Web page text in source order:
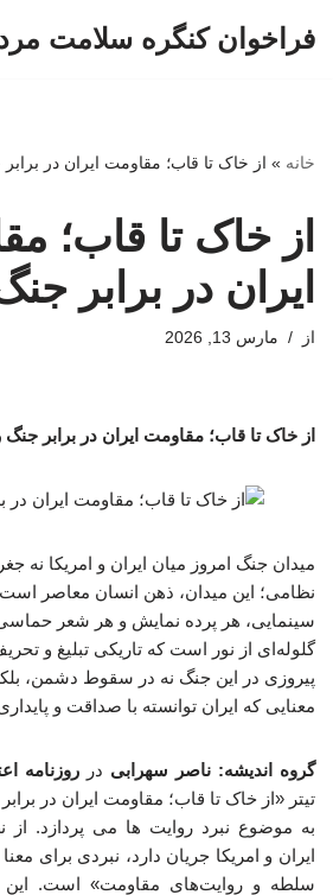
فراخوان کنگره سلامت
خانه » از خاک تا قاب؛ مقاومت ایران در
از خاک تا قاب؛
ایران در برابر
از مارس 13, 2026
از خاک تا قاب؛ مقاومت ایران در برابر جنگ
میدان جنگ امروز میان ایران و امریکا نه
نظامی؛ این میدان، ذهن انسان معاصر
سینمایی، هر پرده نمایش و هر شعر حماسی
گلوله‌ای از نور است که تاریکی تبلیغ و
پیروزی در این جنگ نه در سقوط دشمن،
معنایی که ایران توانسته با صداقت و
گروه اندیشه: ناصر سهرابی در روزنامه
تیتر «از خاک تا قاب؛ مقاومت ایران در
به موضوع نبرد روایت ها می پردازد. از
ایران و امریکا جریان دارد، نبردی برای
سلطه و روایت‌های مقاومت» است.